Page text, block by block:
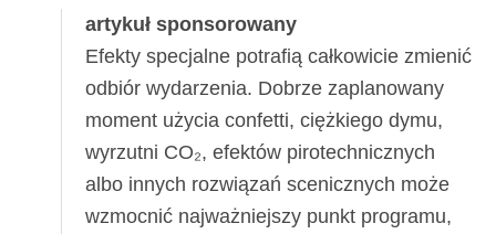
artykuł sponsorowany
Efekty specjalne potrafią całkowicie zmienić
odbiór wydarzenia. Dobrze zaplanowany
moment użycia confetti, ciężkiego dymu,
wyrzutni CO₂, efektów pirotechnicznych
albo innych rozwiązań scenicznych może
wzmocnić najważniejszy punkt programu,